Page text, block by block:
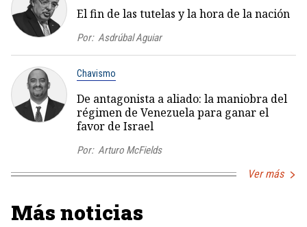
El fin de las tutelas y la hora de la nación
Por: Asdrúbal Aguiar
Chavismo
De antagonista a aliado: la maniobra del
régimen de Venezuela para ganar el
favor de Israel
Por: Arturo McFields
Ver más
Más noticias